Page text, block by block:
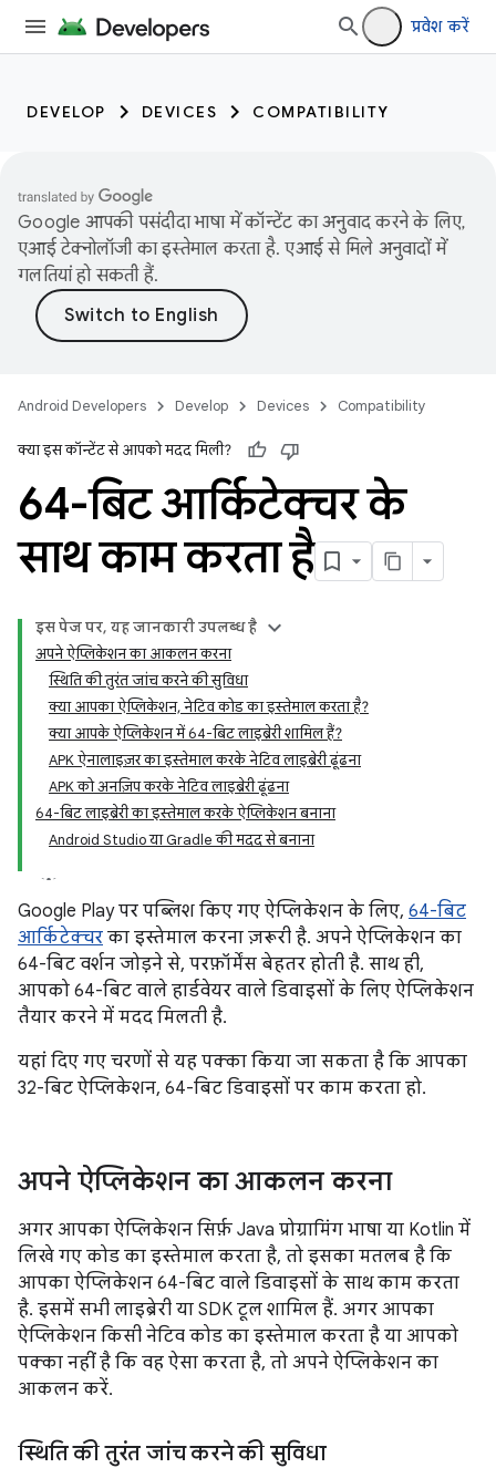
प्रवेश करें
DEVELOP DEVICES COMPATIBILITY
Google आपकी पसंदीदा भाषा में कॉन्टेंट का अनुवाद करने के लिए,
एआई टेक्नोलॉजी का इस्तेमाल करता है. एआई से मिले अनुवादों में
गलतियां हो सकती हैं.
Android Developers Develop Devices Compatibility
क्या इस कॉन्टेंट से आपको मदद मिली?
64-बिट आर्किटेक्चर के
साथ काम करता है
इस पेज पर, यह जानकारी उपलब्ध है
अपने ऐप्लिकेशन का आकलन करना
स्थिति की तुरंत जांच करने की सुविधा
क्या आपका ऐप्लिकेशन, नेटिव कोड का इस्तेमाल करता है?
क्या आपके ऐप्लिकेशन में 64-बिट लाइब्रेरी शामिल हैं?
APK ऐनालाइज़र का इस्तेमाल करके नेटिव लाइब्रेरी ढूंढना
APK को अनज़िप करके नेटिव लाइब्रेरी ढूंढना
64-बिट लाइब्रेरी का इस्तेमाल करके ऐप्लिकेशन बनाना
Android Studio या Gradle की मदद से बनाना
Google Play पर पब्लिश किए गए ऐप्लिकेशन के लिए, 64-बिट
आर्किटेक्चर का इस्तेमाल करना ज़रूरी है. अपने ऐप्लिकेशन का
64-बिट वर्शन जोड़ने से, परफ़ॉर्मेंस बेहतर होती है. साथ ही,
आपको 64-बिट वाले हार्डवेयर वाले डिवाइसों के लिए ऐप्लिकेशन
तैयार करने में मदद मिलती है.
यहां दिए गए चरणों से यह पक्का किया जा सकता है कि आपका
32-बिट ऐप्लिकेशन, 64-बिट डिवाइसों पर काम करता हो.
अपने ऐप्लिकेशन का आकलन करना
अगर आपका ऐप्लिकेशन सिर्फ़ Java प्रोग्रामिंग भाषा या Kotlin में
लिखे गए कोड का इस्तेमाल करता है, तो इसका मतलब है कि
आपका ऐप्लिकेशन 64-बिट वाले डिवाइसों के साथ काम करता
है. इसमें सभी लाइब्रेरी या SDK टूल शामिल हैं. अगर आपका
ऐप्लिकेशन किसी नेटिव कोड का इस्तेमाल करता है या आपको
पक्का नहीं है कि वह ऐसा करता है, तो अपने ऐप्लिकेशन का
आकलन करें.
स्थिति की तुरंत जांच करने की सुविधा